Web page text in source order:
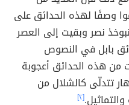
وصفًا لهذه الحدائق على
نصر وبقيت إلى العصر
بابل في النصوص
من هذه الحدائق أعجوبة
تتدلّى كالشلال من
[٢]